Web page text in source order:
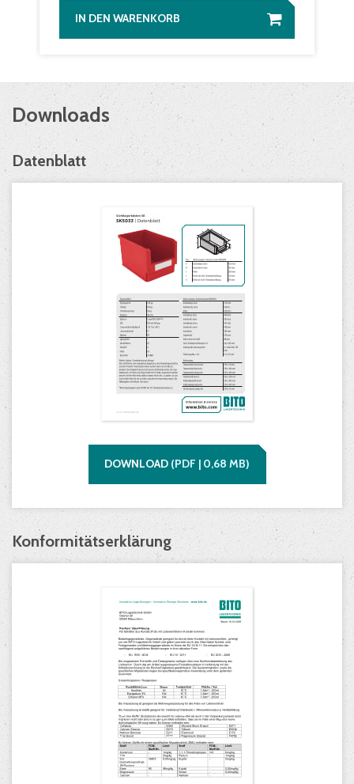
IN DEN WARENKORB
Downloads
Datenblatt
DOWNLOAD (PDF | 0,68 MB)
Konformitätserklärung